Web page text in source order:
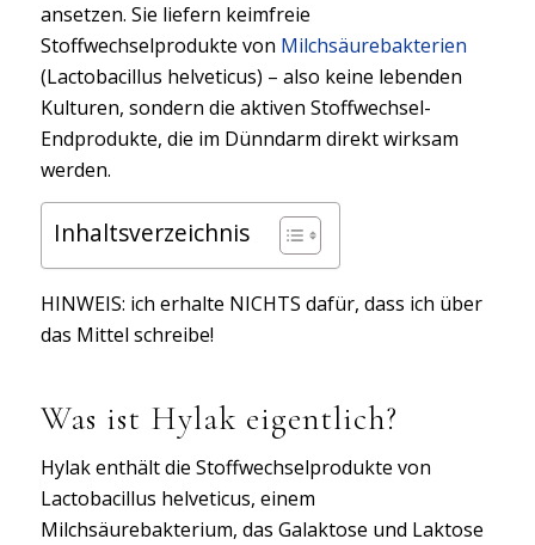
ansetzen. Sie liefern keimfreie
Stoffwechselprodukte von Milchsäurebakterien
(Lactobacillus helveticus) – also keine lebenden
Kulturen, sondern die aktiven Stoffwechsel-
Endprodukte, die im Dünndarm direkt wirksam
werden.
Inhaltsverzeichnis
HINWEIS: ich erhalte NICHTS dafür, dass ich über
das Mittel schreibe!
Was ist Hylak eigentlich?
Hylak enthält die Stoffwechselprodukte von
Lactobacillus helveticus, einem
Milchsäurebakterium, das Galaktose und Laktose